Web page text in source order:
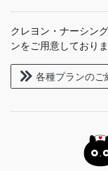
クレヨン・ナーシン
ンをご用意しておりま
各種プランのご